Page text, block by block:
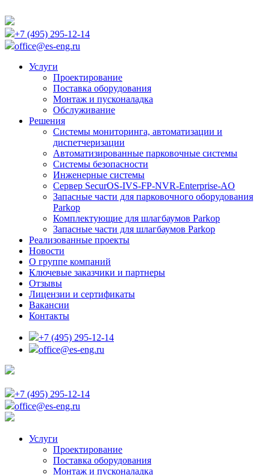
+7 (495) 295-12-14
office@es-eng.ru
Услуги
Проектирование
Поставка оборудования
Монтаж и пусконаладка
Обслуживание
Решения
Системы мониторинга, автоматизации и
диспетчеризации
Автоматизированные парковочные системы
Cистемы безопасности
Инженерные системы
Сервер SecurOS-IVS-FP-NVR-Enterprise-AO
Запасные части для парковочного оборудования
Parkop
Комплектующие для шлагбаумов Parkop
Запасные части для шлагбаумов Parkop
Реализованные проекты
Новости
О группе компаний
Ключевые заказчики и партнеры
Отзывы
Лицензии и сертификаты
Вакансии
Контакты
+7 (495) 295-12-14
office@es-eng.ru
+7 (495) 295-12-14
office@es-eng.ru
Услуги
Проектирование
Поставка оборудования
Монтаж и пусконаладка